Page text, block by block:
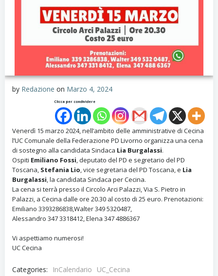
by Redazione on Marzo 4, 2024
Clicca per condividere
Venerdì 15 marzo 2024, nell’ambito delle amministrative di Cecina
l’UC Comunale della Federazione PD Livorno organizza una cena
di sostegno alla candidata Sindaca Lia Burgalassi.
Ospiti Emiliano Fossi, deputato del PD e segretario del PD
Toscana, Stefania Lio, vice segretaria del PD Toscana, e Lia
Burgalassi, la candidata Sindaca per Cecina.
La cena si terrà presso il Circolo Arci Palazzi, Via S. Pietro in
Palazzi, a Cecina dalle ore 20.30 al costo di 25 euro. Prenotazioni:
Emiliano 3393286838,Walter 349 5320487,
Alessandro 347 3318412, Elena 347 4886367
Vi aspettiamo numerosi!
UC Cecina
Categories: InCalendario
UC_Cecina